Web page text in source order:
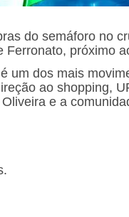
do semáforo no
Ferronato, próximo
um dos mais
ao shopping,
e a